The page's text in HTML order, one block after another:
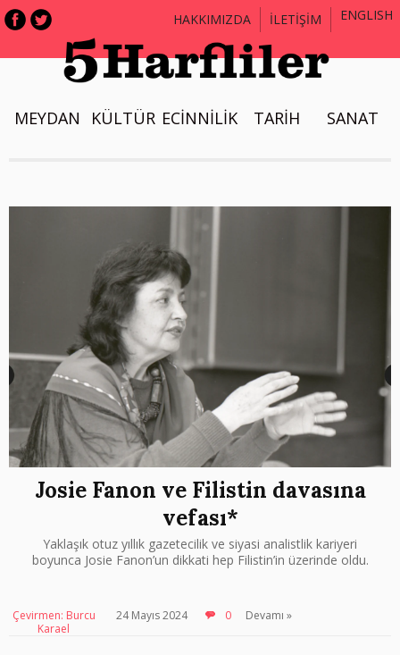
HAKKIMIZDA İLETİŞİM ENGLISH
MEYDAN KÜLTÜR ECİNNİLİK TARİH SANAT
Josie Fanon ve Filistin davasına
vefası*
Yaklaşık otuz yıllık gazetecilik ve siyasi analistlik kariyeri
boyunca Josie Fanon’un dikkati hep Filistin’in üzerinde oldu.
Çevirmen: Burcu
Karael
24 Mayıs 2024 0 Devamı »